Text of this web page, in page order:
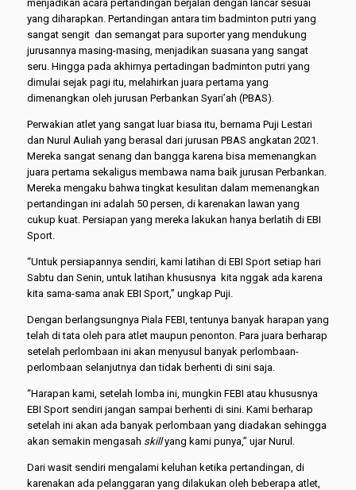
menjadikan acara pertandingan berjalan dengan lancar sesuai
yang diharapkan. Pertandingan antara tim badminton putri yang
sangat sengit dan semangat para suporter yang mendukung
jurusannya masing-masing, menjadikan suasana yang sangat
seru. Hingga pada akhirnya pertadingan badminton putri yang
dimulai sejak pagi itu, melahirkan juara pertama yang
dimenangkan oleh jurusan Perbankan Syari’ah (PBAS).
Perwakian atlet yang sangat luar biasa itu, bernama Puji Lestari
dan Nurul Auliah yang berasal dari jurusan PBAS angkatan 2021.
Mereka sangat senang dan bangga karena bisa memenangkan
juara pertama sekaligus membawa nama baik jurusan Perbankan.
Mereka mengaku bahwa tingkat kesulitan dalam memenangkan
pertandingan ini adalah 50 persen, di karenakan lawan yang
cukup kuat. Persiapan yang mereka lakukan hanya berlatih di EBI
Sport.
“Untuk persiapannya sendiri, kami latihan di EBI Sport setiap hari
Sabtu dan Senin, untuk latihan khususnya kita nggak ada karena
kita sama-sama anak EBI Sport,” ungkap Puji.
Dengan berlangsungnya Piala FEBI, tentunya banyak harapan yang
telah di tata oleh para atlet maupun penonton. Para juara berharap
setelah perlombaan ini akan menyusul banyak perlombaan-
perlombaan selanjutnya dan tidak berhenti di sini saja.
“Harapan kami, setelah lomba ini, mungkin FEBI atau khususnya
EBI Sport sendiri jangan sampai berhenti di sini. Kami berharap
setelah ini akan ada banyak perlombaan yang diadakan sehingga
akan semakin mengasah skillyang kami punya,” ujar Nurul.
Dari wasit sendiri mengalami keluhan ketika pertandingan, di
karenakan ada pelanggaran yang dilakukan oleh beberapa atlet,